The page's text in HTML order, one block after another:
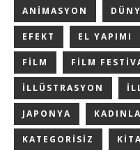
ANIMASYON
EFEKT EL YAPIMI
FILM FILM
ILLÜSTRASYON
JAPONYA
KATEGORISIZ